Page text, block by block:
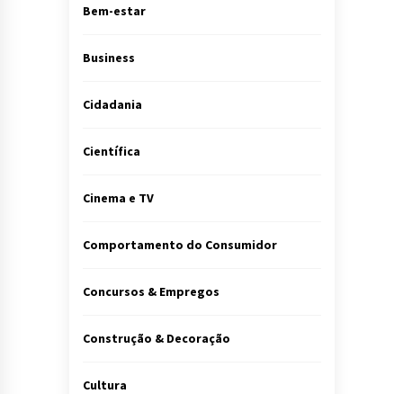
Bem-estar
Business
Cidadania
Científica
Cinema e TV
Comportamento do Consumidor
Concursos & Empregos
Construção & Decoração
Cultura